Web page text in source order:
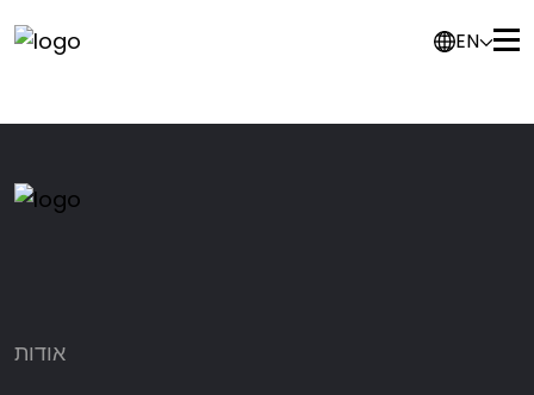
EN
TEL AVIV "SAVIDOR" BUS TERMINAL
אודות